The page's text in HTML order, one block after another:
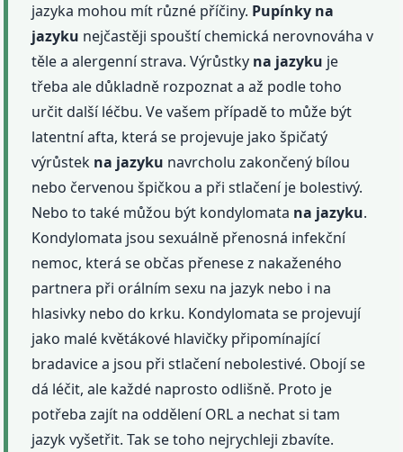
jazyka mohou mít různé příčiny. Pupínky na
jazyku nejčastěji spouští chemická nerovnováha v
těle a alergenní strava. Výrůstky na jazyku je
třeba ale důkladně rozpoznat a až podle toho
určit další léčbu. Ve vašem případě to může být
latentní afta, která se projevuje jako špičatý
výrůstek na jazyku navrcholu zakončený bílou
nebo červenou špičkou a při stlačení je bolestivý.
Nebo to také můžou být kondylomata na jazyku.
Kondylomata jsou sexuálně přenosná infekční
nemoc, která se občas přenese z nakaženého
partnera při orálním sexu na jazyk nebo i na
hlasivky nebo do krku. Kondylomata se projevují
jako malé květákové hlavičky připomínající
bradavice a jsou při stlačení nebolestivé. Obojí se
dá léčit, ale každé naprosto odlišně. Proto je
potřeba zajít na oddělení ORL a nechat si tam
jazyk vyšetřit. Tak se toho nejrychleji zbavíte.